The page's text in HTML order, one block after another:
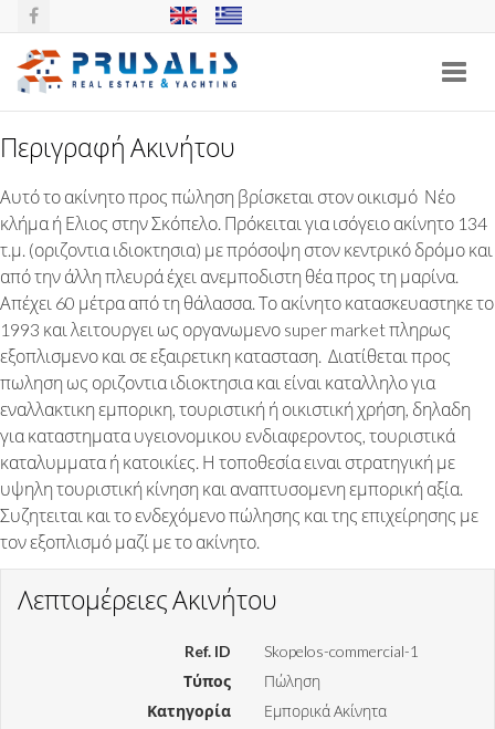
ΕΜΠΟΡΙΚΟ ΑΚΙΝΗΤΟ ΣΤΟ ΝΕΟ
ΚΛΗΜΑ, ΣΚΟΠΕΛΟΣ
Περιγραφή Ακινήτου
Αυτό το ακίνητο προς πώληση βρίσκεται στον οικισμό Νέο
κλήμα ή Ελιος στην Σκόπελο. Πρόκειται για ισόγειο ακίνητο 134
τ.μ. (οριζοντια ιδιοκτησια) με πρόσοψη στον κεντρικό δρόμο και
από την άλλη πλευρά έχει ανεμποδιστη θέα προς τη μαρίνα.
Απέχει 60 μέτρα από τη θάλασσα. Το ακίνητο κατασκευαστηκε το
1993 και λειτουργει ως οργανωμενο super market πληρως
εξοπλισμενο και σε εξαιρετικη κατασταση. Διατίθεται προς
πωληση ως οριζοντια ιδιοκτησια και είναι καταλληλο για
εναλλακτικη εμπορικη, τουριστική ή οικιστική χρήση, δηλαδη
για καταστηματα υγειονομικου ενδιαφεροντος, τουριστικά
καταλυμματα ή κατοικίες. Η τοποθεσία ειναι στρατηγική με
υψηλη τουριστική κίνηση και αναπτυσομενη εμπορική αξία.
Συζητειται και το ενδεχόμενο πώλησης και της επιχείρησης με
τον εξοπλισμό μαζί με το ακίνητο.
Λεπτομέρειες Ακινήτου
Ref. ID
Skopelos-commercial-1
Τύπος
Πώληση
Κατηγορία
Εμπορικά Ακίνητα